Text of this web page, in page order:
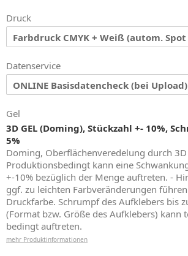
Druck
Farbdruck CMYK + Weiß (autom. Spot
Datenservice
ONLINE Basisdatencheck (bei Upload)
Gel
3D GEL (Doming), Stückzahl +- 10%,
5%
Doming, Oberflächenveredelung durch 3D
Produktionsbedingt kann eine
+-10% bezüglich der Menge auftreten. -
ggf. zu leichten Farbveränderungen
Druckfarbe. Schrumpf des Aufklebers bis
(Format bzw. Größe des Aufklebers) kann
bedingt auftreten.
mehr Produktinformationen